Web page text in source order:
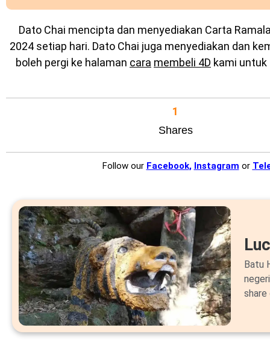
Dato Chai mencipta dan menyediakan Carta
2024 setiap hari. Dato Chai juga menyediakan dan
boleh pergi ke halaman cara membeli 4D kami untuk
Shares
1
Follow our Facebook, Instagram or
Batu
share